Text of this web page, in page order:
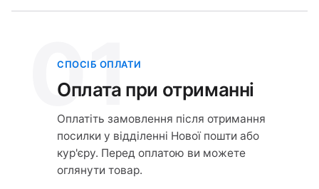
01
СПОСІБ ОПЛАТИ
Оплата при отриманні
Оплатіть замовлення після отримання
посилки у відділенні Нової пошти або
кур'єру. Перед оплатою ви можете
оглянути товар.